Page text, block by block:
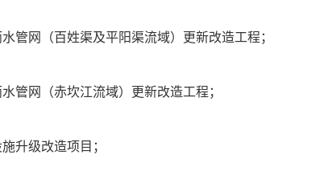
管网（百姓渠及平阳渠流域）更新改造工程；
管网（赤坎江流域）更新改造工程；
升级改造项目；